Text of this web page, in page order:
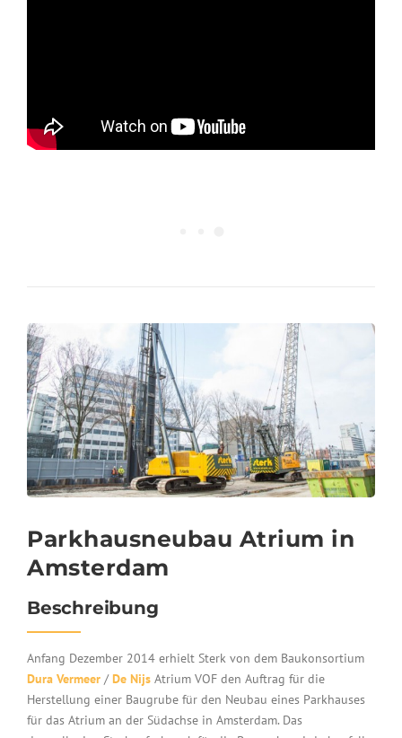
Parkhausneubau Atrium in
Amsterdam
Beschreibung
Anfang Dezember 2014 erhielt Sterk von dem Baukonsortium
Dura Vermeer /De Nijs Atrium VOF den Auftrag für die
Herstellung einer Baugrube für den Neubau eines Parkhauses
für das Atrium an der Südachse in Amsterdam. Das